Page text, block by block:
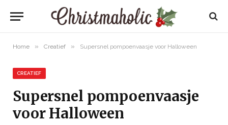
Home » Creatief » Supersnel pompoenvaasje voor Halloween
CREATIEF
Supersnel pompoenvaasje
voor Halloween